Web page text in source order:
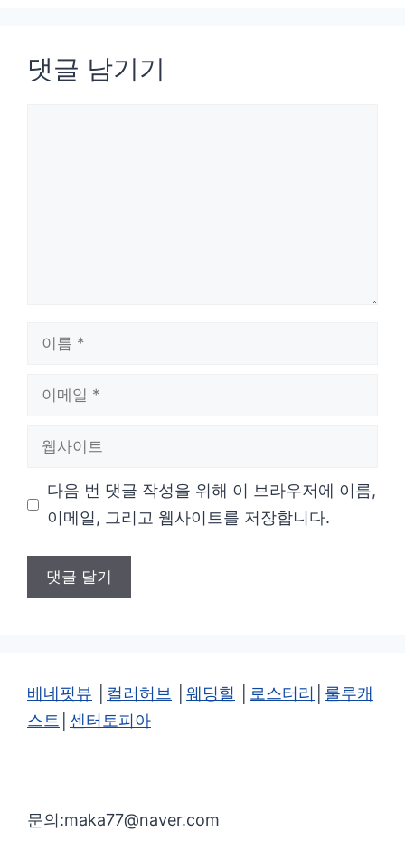
댓글 남기기
다음 번 댓글 작성을 위해 이 브라우저에 이름,
이메일, 그리고 웹사이트를 저장합니다.
베네핏뷰 컬러허브 웨딩힐 로스터리
룰루캐
스트
센터토피아
문의:maka77@naver.com